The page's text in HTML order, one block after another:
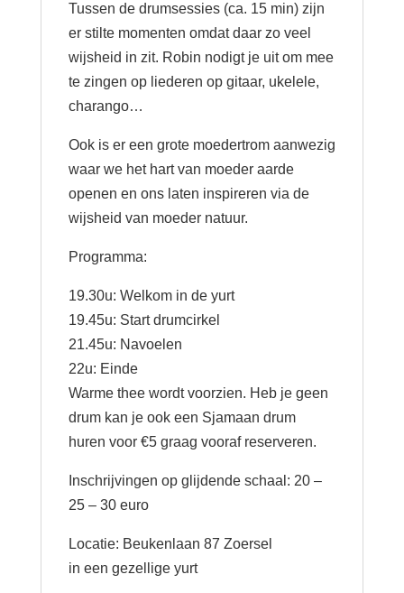
Tussen de drumsessies (ca. 15 min) zijn
er stilte momenten omdat daar zo veel
wijsheid in zit. Robin nodigt je uit om mee
te zingen op liederen op gitaar, ukelele,
charango…
Ook is er een grote moedertrom aanwezig
waar we het hart van moeder aarde
openen en ons laten inspireren via de
wijsheid van moeder natuur.
Programma:
19.30u: Welkom in de yurt
19.45u: Start drumcirkel
21.45u: Navoelen
22u: Einde
Warme thee wordt voorzien. Heb je geen
drum kan je ook een Sjamaan drum
huren voor €5 graag vooraf reserveren.
Inschrijvingen op glijdende schaal: 20 –
25 – 30 euro
Locatie: Beukenlaan 87 Zoersel
in een gezellige yurt